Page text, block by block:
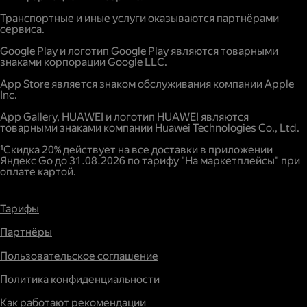
Повышенный спрос.
Транспортные и иные услуги оказываются партнёрами
сервиса.
Google Play и логотип Google Play являются товарными
знаками корпорации Google LLC.
App Store является знаком обслуживания компании Apple
Inc.
App Gallery, HUAWEI и логотип HUAWEI являются
товарными знаками компании Huawei Technologies Co., Ltd.
¹Скидка 20% действует на все доставки в приложении
Яндекс Go до 31.08.2026 по тарифу "На маркетплейсы" при
оплате картой.
Тарифы
Партнёры
Пользовательское соглашение
Политика конфиденциальности
Как работают рекомендации